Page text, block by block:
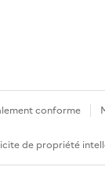
conforme
de propriété